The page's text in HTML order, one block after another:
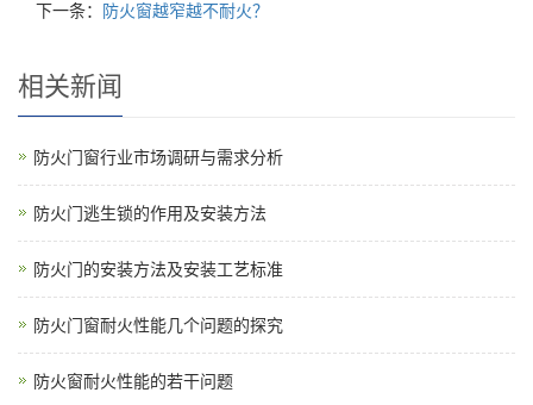
下一条：
防火窗越窄越不耐火？
相关新闻
防火门窗行业市场调研与需求分析
防火门逃生锁的作用及安装方法
防火门的安装方法及安装工艺标准
防火门窗耐火性能几个问题的探究
防火窗耐火性能的若干问题